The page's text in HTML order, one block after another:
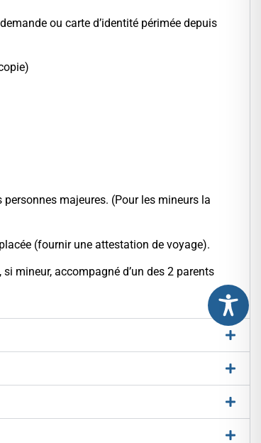
ou carte d’identité périmée depuis
majeures. (Pour les mineurs la
(fournir une attestation de voyage).
mineur, accompagné d’un des 2 parents